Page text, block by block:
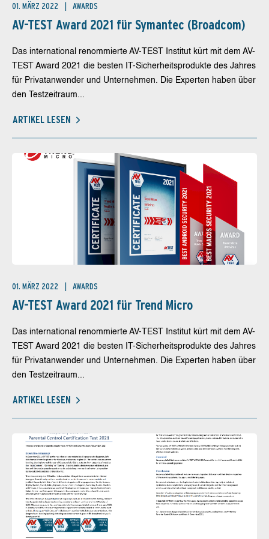
01. MÄRZ 2022 AWARDS
AV-TEST Award 2021 für Symantec (Broadcom)
Das international renommierte AV-TEST Institut kürt mit dem AV-
TEST Award 2021 die besten IT-Sicherheitsprodukte des Jahres
für Privatanwender und Unternehmen. Die Experten haben über
den Testzeitraum...
ARTIKEL LESEN
01. MÄRZ 2022 AWARDS
AV-TEST Award 2021 für Trend Micro
Das international renommierte AV-TEST Institut kürt mit dem AV-
TEST Award 2021 die besten IT-Sicherheitsprodukte des Jahres
für Privatanwender und Unternehmen. Die Experten haben über
den Testzeitraum...
ARTIKEL LESEN